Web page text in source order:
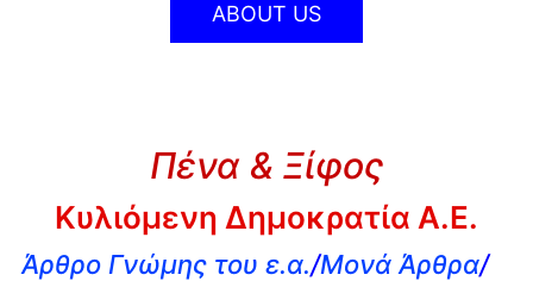
ABOUT US
Πένα & Ξίφος
Κυλιόμενη Δημοκρατία Α.Ε.
Άρθρο Γνώμης του ε.α./Μονά Άρθρα/